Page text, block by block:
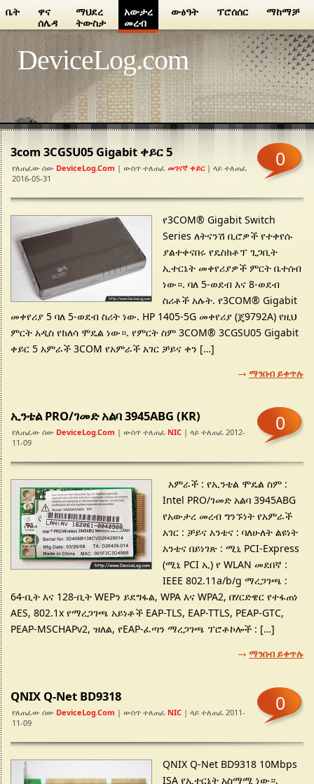
ቤት
ዋና
ሰሌዳ
ማህደረ
ትውስታ
አውታረ
መረብ
ውፅዓት ፕሮሰሰር ማከማቻ
DeviceLog.com
3com 3CGSU05 Gigabit ቀይር 5
የለጠፈው ሰው DeviceLog.com | ውስጥ ተለጠፈ መገናኛ ቀይር| ላይ ተለጠፈ
2016-05-31
0
የ3COM® Gigabit Switch
Series ለትናንሽ ቢሮዎች የተቀየሱ
ያልተቀናበሩ የዴስክቶፕ ጊጋቢት
ኢተርኔት መቀየሪያዎች ምርት ቤተሰብ
ነው።. ባለ 5-ወደብ እና 8-ወደብ
ስሪቶች አሉት. የ3COM® Gigabit
መቀየሪያ 5 ባለ 5-ወደብ ስሪት ነው. HP 1405-5G መቀየሪያ (ጄ9792A) የዚህ
ምርት አዲስ የክለሳ ሞዴል ነው።. የምርት ስም 3COM® 3CGSU05 Gigabit
ቀይር 5 አምራች 3COM የአምራች አገር ቻይና ቀን […]
ማንበብ ይቀጥሉ
ኢንቴል PRO/ገመድ አልባ 3945ABG (KR)
የለጠፈው ሰው DeviceLog.com | ውስጥ ተለጠፈ NIC | ላይ ተለጠፈ 2012-
11-09
0
አምራች : የኢንቴል ሞዴል ስም :
Intel PRO/ገመድ አልባ 3945ABG
የአውታረ መረብ ግንኙነት የአምራች
አገር : ቻይና አንቴና : ባለሁለት ልዩነት
አንቴና በይነገጽ : ሚኒ PCI-Express
(ሚኒ PCI ኢ) የ WLAN መደበኛ :
IEEE 802.11a/b/g ማረጋገጫ :
64-ቢት እና 128-ቢት WEPን ይደግፋል, WPA እና WPA2, በሃርድዌር የተፋጠነ
AES, 802.1x የማረጋገጫ አይነቶች EAP-TLS, EAP-TTLS, PEAP-GTC,
PEAP-MSCHAPv2, ዝለል, የEAP-ፈጣን ማረጋገጫ ፕሮቶኮሎች : […]
ማንበብ ይቀጥሉ
QNIX Q-Net BD9318
የለጠፈው ሰው DeviceLog.com | ውስጥ ተለጠፈ NIC | ላይ ተለጠፈ 2011-
11-09
0
QNIX Q-Net BD9318 10Mbps
ISA የኢተርኔት አስማሚ ነው።.